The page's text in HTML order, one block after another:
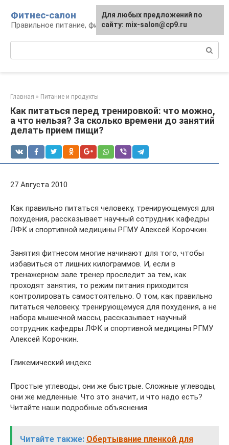
контенту
Фитнес-салон
Правильное питание, фитнес, образ жизни
Главная » Питание и продукты
Как питаться перед тренировкой: что можно,
а что нельзя? За сколько времени до занятий
делать прием пищи?
27 Августа 2010
Как правильно питаться человеку, тренирующемуся для
похудения, рассказывает научный сотрудник кафедры
ЛФК и спортивной медицины РГМУ Алексей Корочкин.
Занятия фитнесом многие начинают для того, чтобы
избавиться от лишних килограммов. И, если в
тренажерном зале тренер проследит за тем, как
проходят занятия, то режим питания приходится
контролировать самостоятельно. О том, как правильно
питаться человеку, тренирующемуся для похудения, а не
набора мышечной массы, рассказывает научный
сотрудник кафедры ЛФК и спортивной медицины РГМУ
Алексей Корочкин.
Гликемический индекс
Простые углеводы, они же быстрые. Сложные углеводы,
они же медленные. Что это значит, и что надо есть?
Читайте наши подробные объяснения.
Читайте также: Обертывание пленкой для
Для любых предложений по
сайту: mix-salon@cp9.ru